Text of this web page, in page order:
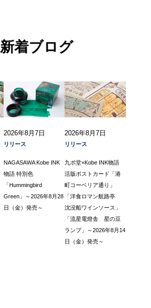
新着ブログ
2026年8月7日
リリース
NAGASAWA Kobe INK
物語 特別色
「Hummingbird
Green」～2026年8月28
日（金）発売～
2026年8月7日
リリース
九ポ堂×Kobe INK物語
活版ポストカード「港
町コーベリア通り」
「洋食ロマン航路亭
沈没船ワインソース」
「流星電燈舎 星の豆
ランプ」～2026年8月14
日（金）発売～